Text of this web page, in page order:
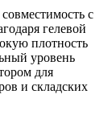
с
гелевой
плотность
уровень
для
и складских